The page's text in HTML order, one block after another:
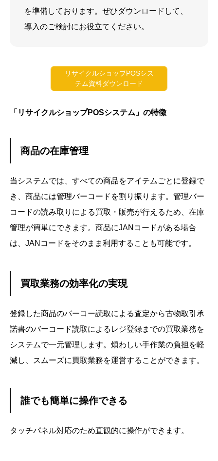
を準備しております。ぜひダウンロードして、
導入のご検討にお役立てください。
リサイクルショップPOSシス
テム資料ダウンロード
「リサイクルショップPOSシステム」の特徴
商品の在庫管理
当システムでは、すべての商品をアイテムごとに登録で
き、商品には管理バーコードを割り振ります。管理バー
コードの読み取りによる買取・販売が行えるため、在庫
管理が簡単にできます。商品にJANコードがある場合
は、JANコードをそのまま利用することも可能です。
買取業務の効率化の実現
登録した商品のバーコー読取による査定から古物取引承
諾書のバーコード読取によるレジ登録までの買取業務を
システムで一元管理します。煩わしい手作業の負担を軽
減し、スムーズに買取業務を運営することができます。
誰でも簡単に操作できる
タッチパネル対応のため直観的に操作ができます。